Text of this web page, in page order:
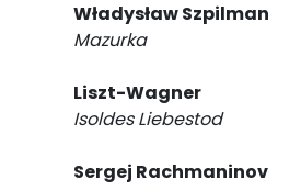
Władysław Szpilman
Mazurka
Liszt-Wagner
Isoldes Liebestod
Sergej Rachmaninov